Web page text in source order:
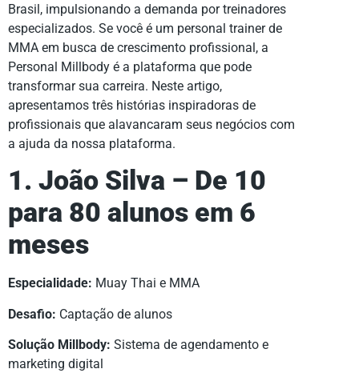
Brasil, impulsionando a demanda por treinadores
especializados. Se você é um personal trainer de
MMA em busca de crescimento profissional, a
Personal Millbody é a plataforma que pode
transformar sua carreira. Neste artigo,
apresentamos três histórias inspiradoras de
profissionais que alavancaram seus negócios com
a ajuda da nossa plataforma.
1. João Silva – De 10
para 80 alunos em 6
meses
Especialidade: Muay Thai e MMA
Desafio: Captação de alunos
Solução Millbody: Sistema de agendamento e
marketing digital